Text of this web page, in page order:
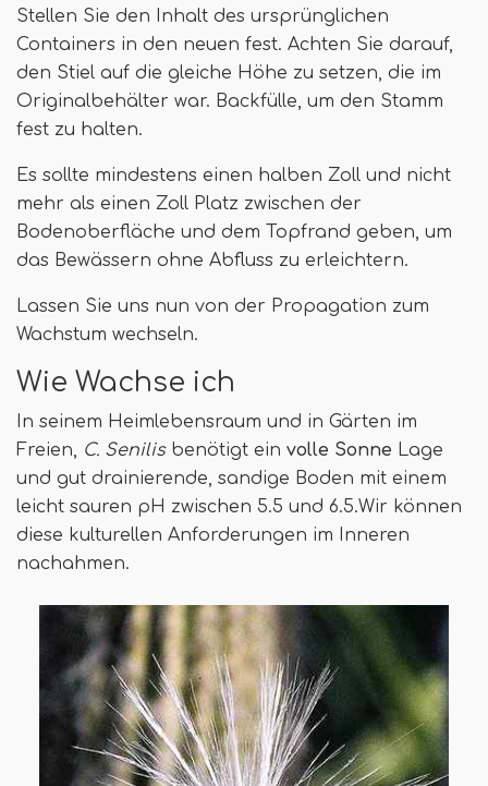
Stellen Sie den Inhalt des ursprünglichen
Containers in den neuen fest. Achten Sie darauf,
den Stiel auf die gleiche Höhe zu setzen, die im
Originalbehälter war. Backfülle, um den Stamm
fest zu halten.
Es sollte mindestens einen halben Zoll und nicht
mehr als einen Zoll Platz zwischen der
Bodenoberfläche und dem Topfrand geben, um
das Bewässern ohne Abfluss zu erleichtern.
Lassen Sie uns nun von der Propagation zum
Wachstum wechseln.
Wie Wachse ich
In seinem Heimlebensraum und in Gärten im
Freien, C. Senilisbenötigt ein volle Sonne Lage
und gut drainierende, sandige Boden mit einem
leicht sauren pH zwischen 5.5 und 6.5.Wir können
diese kulturellen Anforderungen im Inneren
nachahmen.